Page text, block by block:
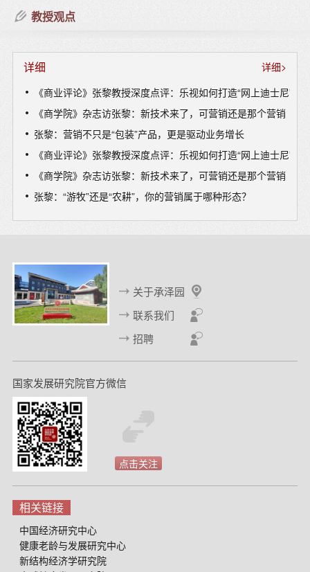
[J]. 营销科学学报，7(1), 15-34.
响[J]. 营销科学学报，6(4)，61-78.
马京晶、张实、张黎 (2009). 消费者目标取向、决策任务和产品类
型偏好间的匹配性以及品牌信息的影响 [J]. 营销科学学报, 5(1), 13-
张黎著：怎样写好文献综述－案例及评述[M]. 北京：科学出版社，
2008年1月.
马京晶、马欣昕、张黎（通讯作者）（作者排序按字母顺序）.
（2008）选择与放弃中对产品实用和享乐性的不同偏好－以电脑光
Zhang, L., Lin, S., & Fan, T. (2008). The Antecedents of Image
Transfer --An Empirical Study of Event Sponsorship [C]. In Agela
Y. Lee & Dilip Soman (eds). Advances in Consumers Research,
35.
Ma, J., Zhang, L., & Ma, X. (2007). Affect without cognition [C]. In
Gavan Fitzsimons and Vicki Morwitz (eds.) Advances in
Consumer Research, 34, 389-391.
张黎、林松、范亭亭 (2007). 影响被赞助活动和赞助品牌间形象转
移的因素－基于蒙牛酸酸乳赞助超级女声的实证研究 [J]. 管理世
界，166，84－93.
张黎 (2007). 经销商对合作关系的承诺及其影响因素[J]. 营销科学
学报, 3(3)，13－30.
张黎、范亭亭、王文博 (2007). 不同降价表述方式下消费者对降价
幅度的感知和购买意愿[J]. 南开管理评论，10(3), 19-28.
张黎 (2007). 差价返还与价格形象[J]. 商业研究, 363, 112-117.
教授观点
详细
详细>
《商业评论》张黎教授深度点评：乐视如何打造“网上迪士尼”？
《商学院》杂志访张黎：新技术来了，可营销还是那个营销
张黎：营销不只是“包装”产品，更是驱动业务增长
《商业评论》张黎教授深度点评：乐视如何打造“网上迪士尼”？
《商学院》杂志访张黎：新技术来了，可营销还是那个营销
张黎：“游牧”还是“农耕”，你的营销属于哪种形态？
关于承泽园
联系我们
招聘
国家发展研究院官方微信
点击关注
相关链接
中国经济研究中心
健康老龄与发展研究中心
新结构经济学研究院